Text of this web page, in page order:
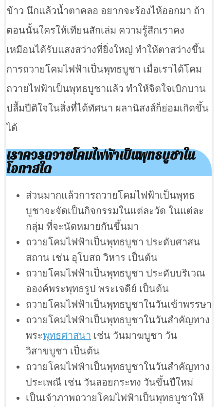
ข้าว นึกแล้วน้ำตาคลอ อยากจะร้องไห้ออกมา ถ้า
ตอนนั้นใครให้เทียนสักเล่ม ความรู้สึกเราคง
เหมือนได้รับแสงสว่างที่ยิ่งใหญ่ ทำให้ตาสว่างขึ้น
การถวายโคมไฟฟ้าเป็นพุทธบูชา เมื่อเราได้โคม
ถวายไฟฟ้าเป็นพุทธบูชาแล้ว ทำให้จิตใจเบิกบาน
ปลื้มปีติใจในสิ่งที่ได้ทัศนา ผลานิสงส์ก็ย่อมเกิดขึ้น
ได้
เราควรถวายโคมไฟฟ้าเป็นพุทธบูชาใน
โอกาสใด
ส่วนมากแล้วการถวายโคมไฟฟ้าเป็นพุทธ
บูชาจะจัดเป็นกิจกรรมในแต่ละวัด ในแต่ละ
กลุ่ม ที่จะนัดหมายกันขึ้นมา
ถวายโคมไฟฟ้าเป็นพุทธบูชา ประดับศาสน
สถาน เช่น อุโบสถ วิหาร เป็นต้น
ถวายโคมไฟฟ้าเป็นพุทธบูชา ประดับบริเวณ
อองค์พระพุทธรูป พระเจดีย์ เป็นต้น
ถวายโคมไฟฟ้าเป็นพุทธบูชาในวันเข้าพรรษา
ถวายโคมไฟฟ้าเป็นพุทธบูชาในวันสำคัญทาง
พระพุทธศาสนา เช่น วันมาฆบูชา วัน
วิสาขบูชา เป็นต้น
ถวายโคมไฟฟ้าเป็นพุทธบูชาในวันสำคัญทาง
ประเพณี เช่น วันลอยกระทง วันขึ้นปีใหม่
เป็นเจ้าภาพถวายโคมไฟฟ้าเป็นพุทธบูชาให้